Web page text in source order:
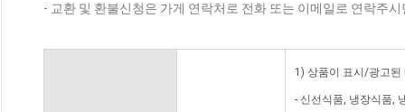
- 교환 및 환불신청은 가게 연락처로 전화 또는 이메일로 연락주
1) 상품이 표시/광고된
- 신선식품, 냉장식품,